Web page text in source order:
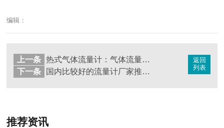
编辑：
返回
列表
上一条
热式气体流量计：气体流量测量的常用之选
下一条
国内比较好的流量计厂家推荐：可靠品质与卓越性能
推荐资讯